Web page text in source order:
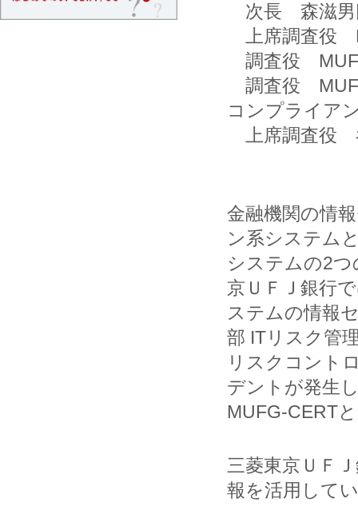
次長 森滋男
上席調査役
調査役
調査役
コンプライア
上席調査役
金融機関の情
ン系システム
システムの2
京ＵＦＪ銀行
ステムの情報
部 ITリスク管
リスクコント
デントが発生
MUFG-CERT
三菱東京ＵＦ
報を活用して